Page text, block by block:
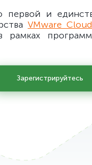
и
VMware
рамках
Зарегистрируйтесь